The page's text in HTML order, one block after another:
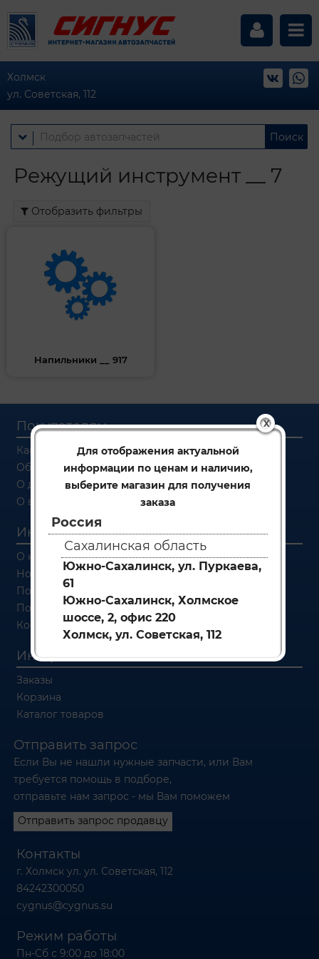
X
Для отображения актуальной
информации по ценам и наличию,
выберите магазин для получения
заказа
Россия
Сахалинская область
Южно-Сахалинск, ул. Пуркаева,
61
Южно-Сахалинск, Холмское
шоссе, 2, офис 220
Холмск, ул. Советская, 112
Холмск
ул. Советская, 112
Поиск
Режущий инструмент __ 7
Отобразить фильтры
Напильники __ 917
Покупателям
Как заказать
Об оплате
О доставке
О возврате
Информация
О компании
Новости
Политика конфиденциальности
Политика обработки персональных данных
Контакты
Интернет магазин
Заказы
Корзина
Каталог товаров
Отправить запрос
Если Вы не нашли нужные запчасти, или Вам
требуется помощь в подборе,
отправьте нам запрос - мы Вам поможем
Отправить запрос продавцу
Контакты
г. Холмск ул. ул. Советская, 112
84242300050
cygnus@cygnus.su
Режим работы
Пн-Сб с 9:00 до 18:00